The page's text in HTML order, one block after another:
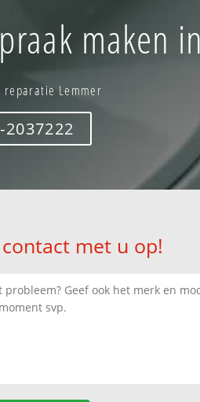
maken
reparatie Lemmer
2037222
met u op!